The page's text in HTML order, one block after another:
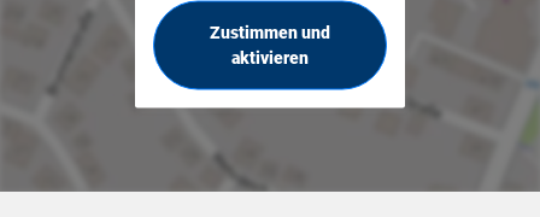
Zustimmen und
aktivieren